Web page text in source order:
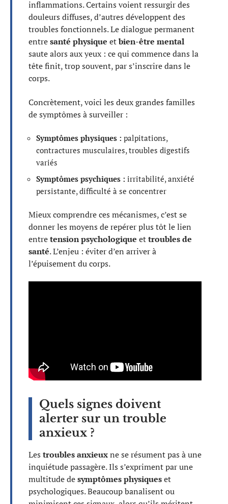
inflammations. Certains voient ressurgir des
douleurs diffuses, d’autres développent des
troubles fonctionnels. Le dialogue permanent
entresanté physique etbien-être mental
saute alors aux yeux : ce qui commence dans la
tête finit, trop souvent, par s’inscrire dans le
corps.
Concrètement, voici les deux grandes familles
de symptômes à surveiller :
Symptômes physiques : palpitations,
contractures musculaires, troubles digestifs
variés
Symptômes psychiques : irritabilité, anxiété
persistante, difficulté à se concentrer
Mieux comprendre ces mécanismes, c’est se
donner les moyens de repérer plus tôt le lien
entretension psychologique ettroubles de
santé. L’enjeu : éviter d’en arriver à
l’épuisement du corps.
Quels signes doivent
alerter sur un trouble
anxieux ?
Les troubles anxieuxne se résument pas à une
inquiétude passagère. Ils s’expriment par une
multitude desymptômes physiqueset
psychologiques. Beaucoup banalisent ou